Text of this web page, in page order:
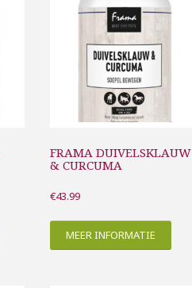
FRAMA DUIVELSKLAUW
& CURCUMA
€43.99
MEER INFORMATIE